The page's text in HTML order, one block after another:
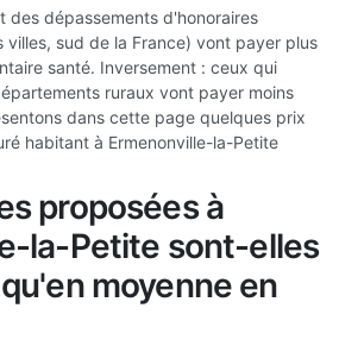
des dépassements d'honoraires
villes, sud de la France) vont payer plus
santé. Inversement : ceux qui
ruraux vont payer moins
dans cette page quelques prix
habitant à Ermenonville-la-Petite
proposées à
la-Petite sont-elles
moyenne en